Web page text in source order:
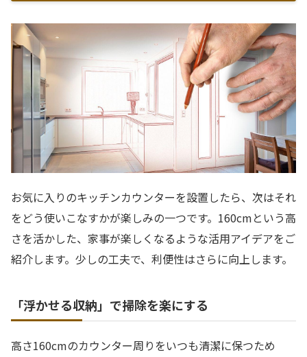
お気に入りのキッチンカウンターを設置したら、次はそれ
をどう使いこなすかが楽しみの一つです。160cmという高
さを活かした、家事が楽しくなるような活用アイデアをご
紹介します。少しの工夫で、利便性はさらに向上します。
「浮かせる収納」で掃除を楽にする
高さ160cmのカウンター周りをいつも清潔に保つため